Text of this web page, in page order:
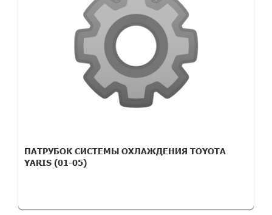
ПАТРУБОК СИСТЕМЫ ОХЛАЖДЕНИЯ TOYOTA
YARIS (01-05)